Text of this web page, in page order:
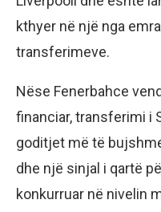
kthyer në një nga
transferimeve.
Nëse Fenerbahce
financiar, transferimi i
goditjet më të
dhe një sinjal i qartë
konkurruar në nivelin